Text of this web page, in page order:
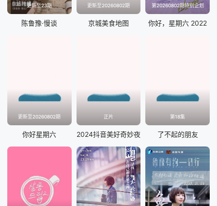
更新至23期
陈鲁豫·慢谈
更新至20260802期
京城美食地图
第20260802期特别企划
你好，星期六 2022
更新至20260802期
你好星期六
正片
2024抖音美好奇妙夜
第18集
了不起的朋友